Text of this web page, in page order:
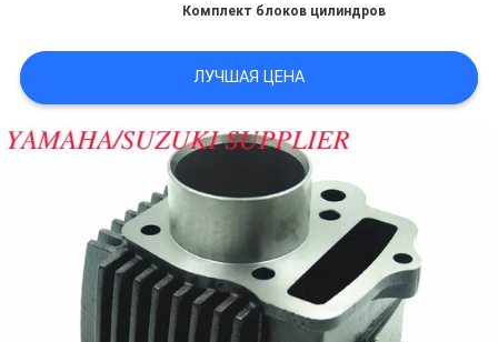
САЙТА
PRIVACY
POLICY
Комплект блоков цилиндров
ЛУЧШАЯ ЦЕНА